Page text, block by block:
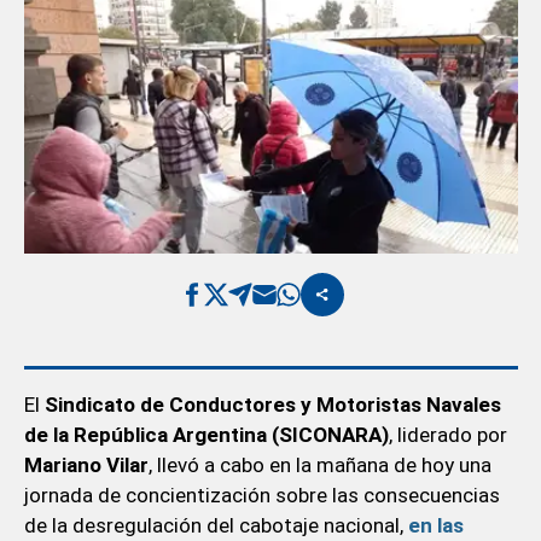
El Sindicato de Conductores y Motoristas Navales
de la República Argentina (SICONARA), liderado por
Mariano Vilar, llevó a cabo en la mañana de hoy una
jornada de concientización sobre las consecuencias
de la desregulación del cabotaje nacional, en las